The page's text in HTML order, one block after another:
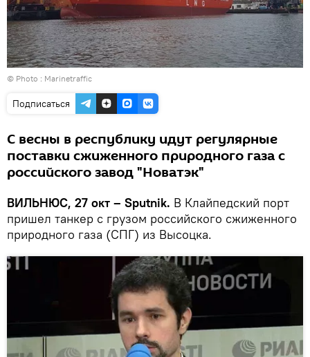
© Photo : Marinetraffic
Подписаться
С весны в республику идут регулярные
поставки сжиженного природного газа с
российского завод "Новатэк"
ВИЛЬНЮС, 27 окт – Sputnik. В Клайпедский порт
пришел танкер с грузом российского сжиженного
природного газа (СПГ) из Высоцка.